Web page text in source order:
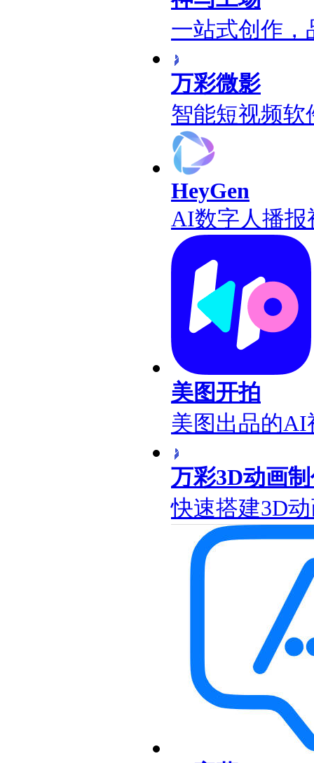
一站式创作，
万彩微影
智能短视频软
HeyGen
AI数字人播
美图开拍
美图出品的AI
万彩3D动画
快速搭建3D